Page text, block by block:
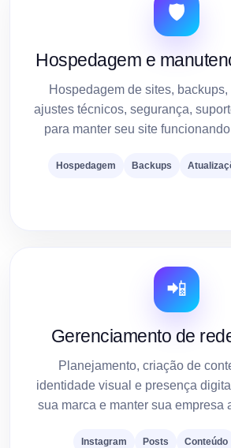
🛡️
Hospedagem e
Hospedagem de sites,
ajustes técnicos, segurança,
para manter seu site
Hospedagem Backups
📲
Gerenciamento de
Planejamento, criação de
identidade visual e presença
sua marca e manter sua empresa
Instagram Posts Conteúdo